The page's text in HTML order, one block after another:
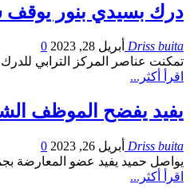
درك بسيدي بنور يوقف
Driss buita أبريل 28, 2023
0
تمكنت عناصر المركز الترابي للدرك الملكي بسيدي بنور، مساء أمس الخميس 27 أبريل
اقرأ أكثر...
يفيد يفضح الموظف
Driss buita أبريل 26, 2023
0
يواصل حميد يفيد عضو المعارضة
اقرأ أكثر...